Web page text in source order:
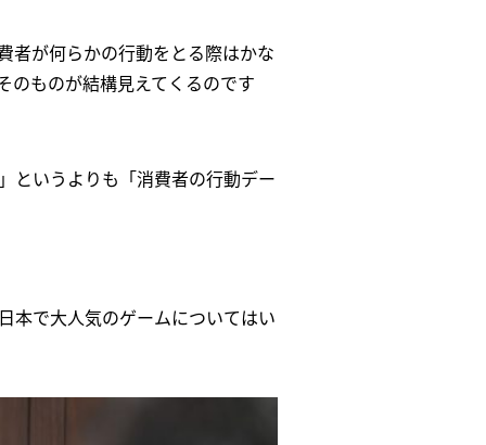
者が何らかの行動をとる際はかな
のものが結構見えてくるのです
というよりも「消費者の行動デー
本で大人気のゲームについてはい